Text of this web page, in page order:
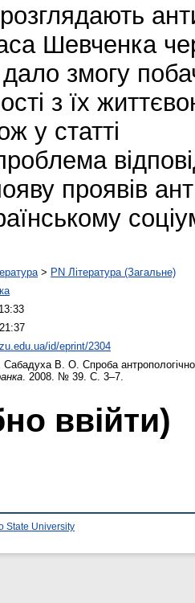
Шевченка
змогу
з їх
у статті
проявів
> PN Література (Загальне)
id/eprint/2304
Сабадуха В. О. Спроба
. 2008. № 39. С. 3–7.
ввійти)
State University